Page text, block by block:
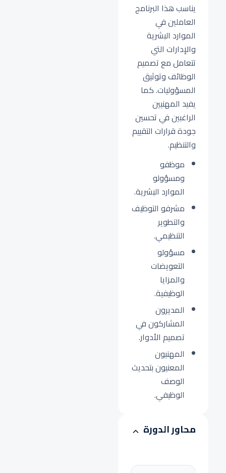
يناسب هذا البرنامج
العاملين في
الموارد البشرية
والإدارات التي
تتعامل مع تصميم
الوظائف وتوثيق
المسؤوليات. كما
يفيد المهنيين
الراغبين في تحسين
جودة قرارات التقييم
والتنظيم.
موظفو
ومسؤولو
الموارد البشرية.
مشرفو التوظيف
والتطوير
التنظيمي.
مسؤولو
التعويضات
والمزايا
الوظيفية.
المديرون
المشاركون في
تصميم الأدوار.
المهنيون
المعنيون بتحديث
الوصف
الوظيفي.
محاور الدورة